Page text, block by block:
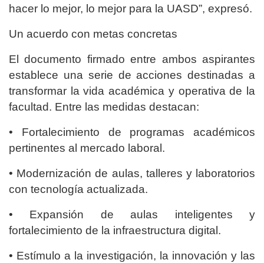
hacer lo mejor, lo mejor para la UASD”, expresó.
Un acuerdo con metas concretas
El documento firmado entre ambos aspirantes
establece una serie de acciones destinadas a
transformar la vida académica y operativa de la
facultad. Entre las medidas destacan:
• Fortalecimiento de programas académicos
pertinentes al mercado laboral.
• Modernización de aulas, talleres y laboratorios
con tecnología actualizada.
• Expansión de aulas inteligentes y
fortalecimiento de la infraestructura digital.
• Estímulo a la investigación, la innovación y las